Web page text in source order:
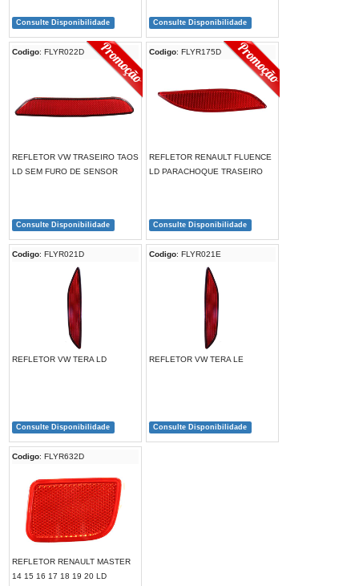
Consulte Disponibilidade Consulte Disponibilidade
Codigo: FLYR022D
REFLETOR VW TRASEIRO TAOS
LD SEM FURO DE SENSOR
Consulte Disponibilidade
Codigo: FLYR175D
REFLETOR RENAULT FLUENCE
LD PARACHOQUE TRASEIRO
Consulte Disponibilidade
Codigo: FLYR021D
REFLETOR VW TERA LD
Consulte Disponibilidade
Codigo: FLYR021E
REFLETOR VW TERA LE
Consulte Disponibilidade
Codigo: FLYR632D
REFLETOR RENAULT MASTER
14 15 16 17 18 19 20 LD